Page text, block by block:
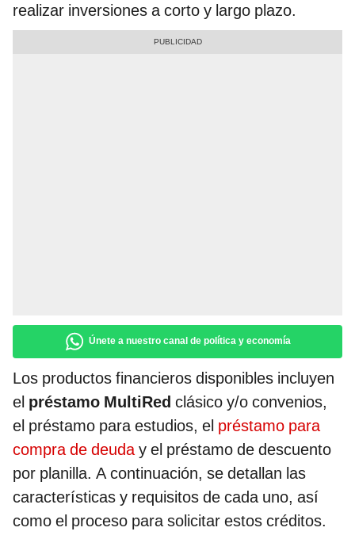
realizar inversiones a corto y largo plazo.
Únete a nuestro canal de política y economía
Los productos financieros disponibles incluyen
el préstamo MultiRed clásico y/o convenios,
el préstamo para estudios, el préstamo para
compra de deuday el préstamo de descuento
por planilla. A continuación, se detallan las
características y requisitos de cada uno, así
como el proceso para solicitar estos créditos.